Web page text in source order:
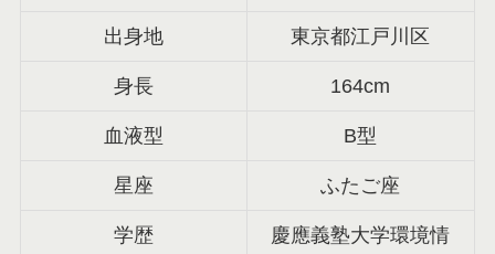
出身地 東京都江戸川区
身長 164cm
血液型 B型
星座 ふたご座
学歴
慶應義塾大学環境情